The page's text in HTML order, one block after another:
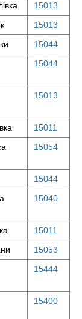
15013
15013
15044
15044
15013
15011
15054
15044
15040
15011
15053
15444
15400